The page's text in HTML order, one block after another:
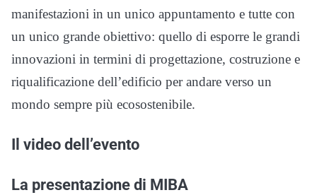
manifestazioni in un unico appuntamento e tutte con
un unico grande obiettivo: quello di esporre le grandi
innovazioni in termini di progettazione, costruzione e
riqualificazione dell’edificio per andare verso un
mondo sempre più ecosostenibile.
Il video dell’evento
La presentazione di MIBA